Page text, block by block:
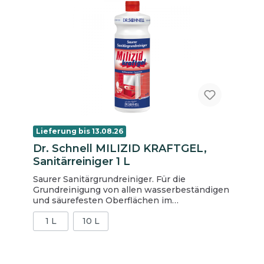
Lieferung bis 13.08.26
Dr. Schnell MILIZID KRAFTGEL,
Sanitärreiniger 1 L
Saurer Sanitärgrundreiniger. Für die
Grundreinigung von allen wasserbeständigen
und säurefesten Oberflächen im
Sanitärbereich. Entfernt selbst starke
mineralische Verschmutzungen wie Rost und
Urinstein sowie Öl und Fett. Durch seine
1 L 10 L